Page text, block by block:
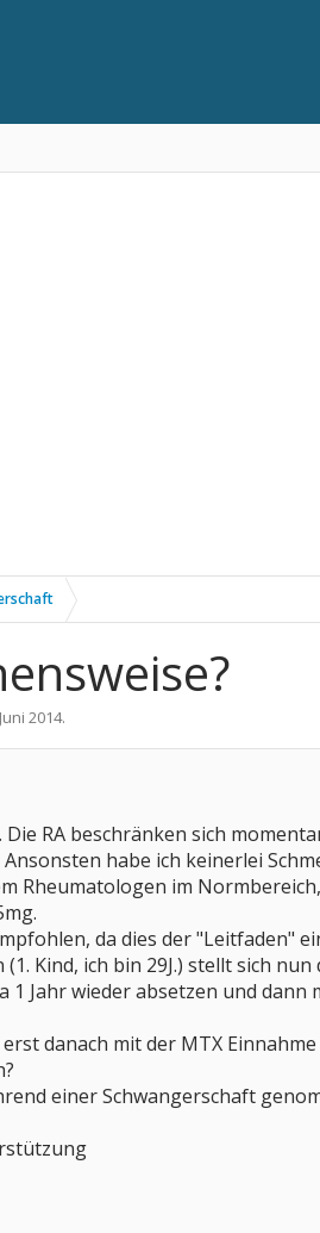
2014.
RA beschränken sich
habe ich keinerlei
Rheumatologen im
da dies der "Leitfaden"
Kind, ich bin 29J.) stellt sich
1 Jahr wieder absetzen und
danach mit der MTX
einer Schwangerschaft